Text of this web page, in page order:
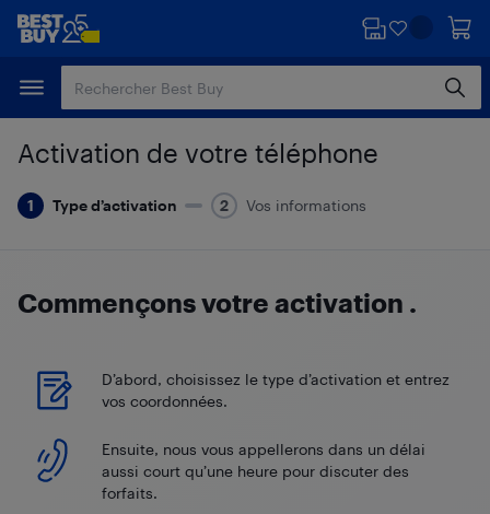
Passer
principal
Passer
Activation de votre téléphone
Type d’activation Vos informations
Commençons votre activation .
D’abord, choisissez le type d’activation et entrez
vos coordonnées.
Ensuite, nous vous appellerons dans un délai
aussi court qu’une heure pour discuter des
forfaits.